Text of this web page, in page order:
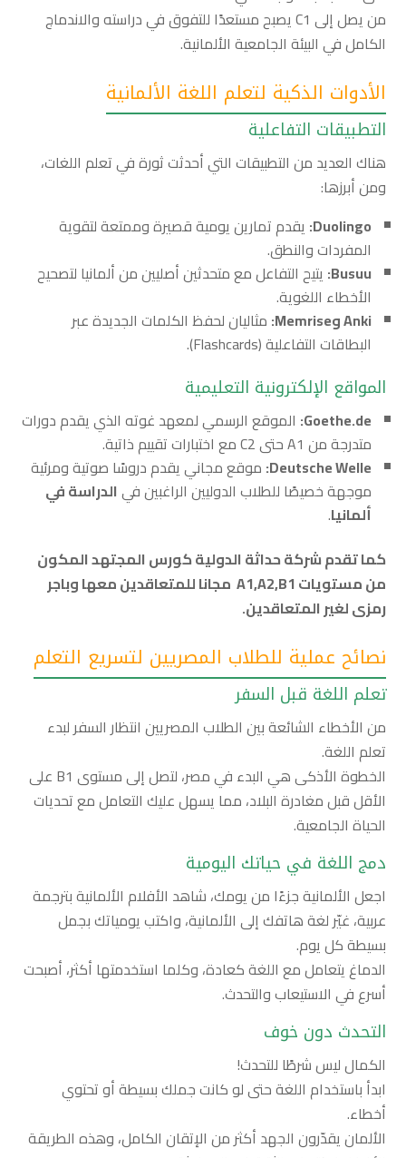
من يصل إلى C1 يصبح مستعدًا للتفوق في دراسته والاندماج
الكامل في البيئة الجامعية الألمانية.
الأدوات الذكية لتعلم اللغة الألمانية
التطبيقات التفاعلية
هناك العديد من التطبيقات التي أحدثت ثورة في تعلم اللغات،
ومن أبرزها:
Duolingo: يقدم تمارين يومية قصيرة وممتعة لتقوية
المفردات والنطق.
Busuu: يتيح التفاعل مع متحدثين أصليين من ألمانيا لتصحيح
الأخطاء اللغوية.
Anki وMemrise:
مثاليان لحفظ الكلمات الجديدة عبر
البطاقات التفاعلية (Flashcards).
المواقع الإلكترونية التعليمية
Goethe.de: الموقع الرسمي لمعهد غوته الذي يقدم دورات
متدرجة من A1 حتى C2 مع اختبارات تقييم ذاتية.
Deutsche Welle: موقع مجاني يقدم دروسًا صوتية ومرئية
موجهة خصيصًا للطلاب الدوليين الراغبين في الدراسة في
ألمانيا.
كما تقدم شركة حداثة الدولية كورس المجتهد المكون
من مستويات A1,A2,B1 مجانا للمتعاقدين معها وباجر
رمزى لغير المتعاقدين.
نصائح عملية للطلاب المصريين لتسريع التعلم
تعلم اللغة قبل السفر
من الأخطاء الشائعة بين الطلاب المصريين انتظار السفر لبدء
تعلم اللغة.
الخطوة الأذكى هي البدء في مصر، لتصل إلى مستوى B1 على
الأقل قبل مغادرة البلاد، مما يسهل عليك التعامل مع تحديات
الحياة الجامعية.
دمج اللغة في حياتك اليومية
اجعل الألمانية جزءًا من يومك، شاهد الأفلام الألمانية بترجمة
عربية، غيّر لغة هاتفك إلى الألمانية، واكتب يومياتك بجمل
بسيطة كل يوم.
الدماغ يتعامل مع اللغة كعادة، وكلما استخدمتها أكثر، أصبحت
أسرع في الاستيعاب والتحدث.
التحدث دون خوف
الكمال ليس شرطًا للتحدث!
ابدأ باستخدام اللغة حتى لو كانت جملك بسيطة أو تحتوي
أخطاء.
الألمان يقدّرون الجهد أكثر من الإتقان الكامل، وهذه الطريقة